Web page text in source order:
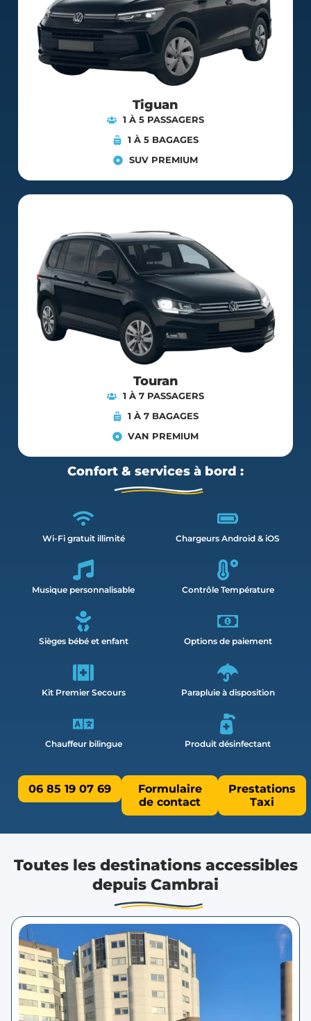
Tiguan
1 À 5 PASSAGERS
1 À 5 BAGAGES
SUV PREMIUM
Touran
1 À 7 PASSAGERS
1 À 7 BAGAGES
VAN PREMIUM
Confort & services à bord :
Wi-Fi gratuit illimité Chargeurs Android & iOS
Musique personnalisable Contrôle Température
Sièges bébé et enfant Options de paiement
Kit Premier Secours Parapluie à disposition
Chauffeur bilingue Produit désinfectant
06 85 19 07 69
Formulaire
de contact
Prestations
Taxi
Toutes les destinations accessibles
depuis Cambrai